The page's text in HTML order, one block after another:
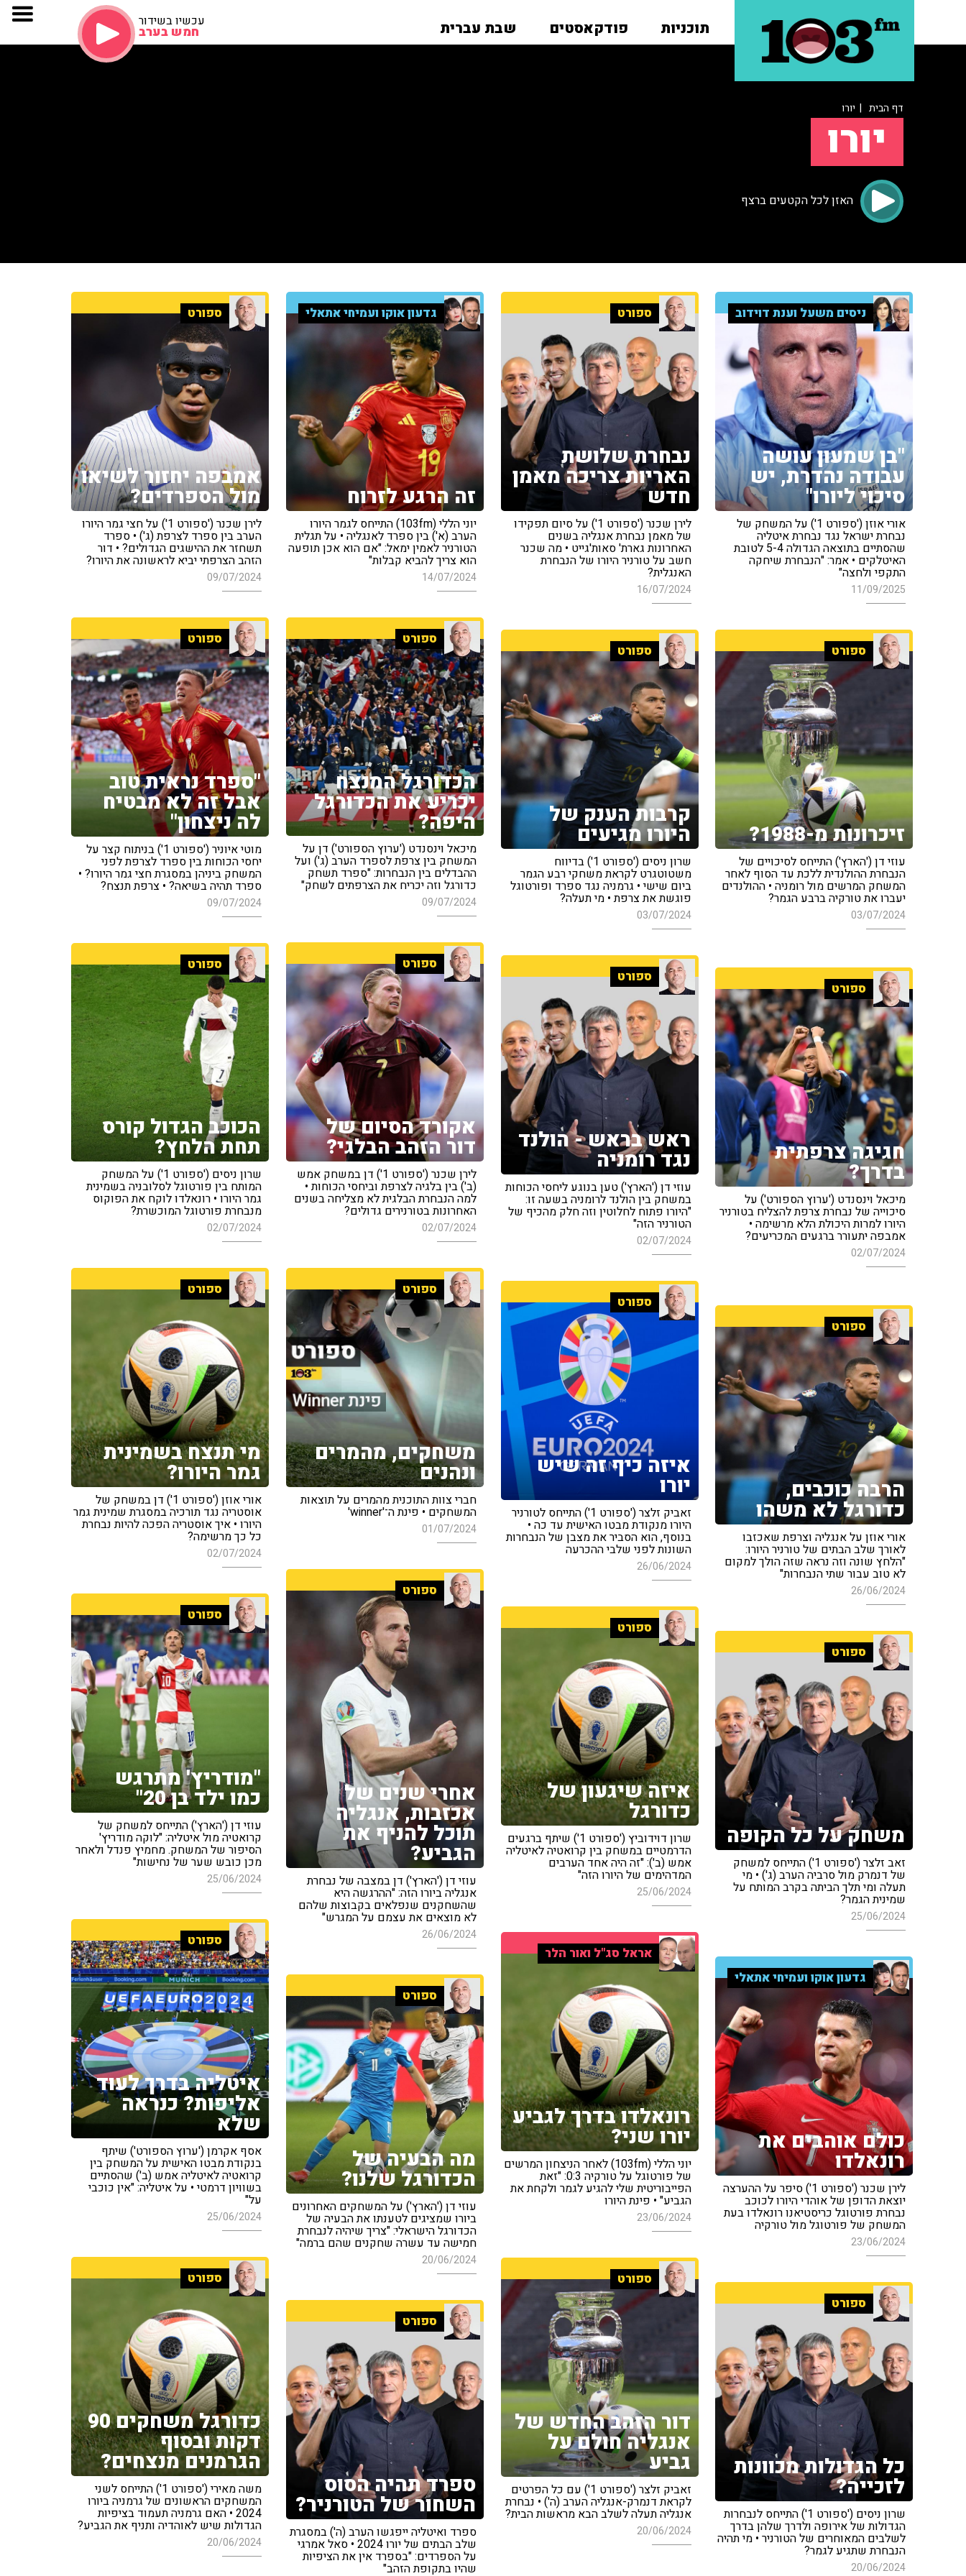
תוכניות פודקאסטים שבת עברית עכשיו בשידור
חמש בערב
דף הבית | יורו
יורו
האזן לכל הקטעים ברצף
ניסים משעל וענת דוידוב
"בן שמעון עושה
עבודה נהדרת, יש
סיכוי ליורו"
אורי אוזן ('ספורט 1') על המשחק של
נבחרת ישראל נגד נבחרת איטליה
שהסתיים בתוצאה הגדולה 5-4 לטובת
האיטלקים • אמר: "הנבחרת שיחקה
התקפי ולחצה"
11/09/2025
ספורט
נבחרת שלושת
האריות צריכה מאמן
חדש
לירן שכנר ('ספורט 1') על סיום תפקידו
של מאמן נבחרת אנגליה בשנים
האחרונות גארת' סאות'גייט • מה שכנר
חשב על טורניר היורו של הנבחרת
האנגלית?
16/07/2024
גדעון אוקו ועמיחי אתאלי
זה הרגע לזרוח
יוני הללי (103fm) התייחס לגמר היורו
הערב (א') בין ספרד לאנגליה • על תגלית
הטורניר לאמין ימאל: "אם הוא אכן תופעה
הוא צריך להביא קבלות"
14/07/2024
ספורט
אמבפה יחזור לשיאו
מול הספרדים?
לירן שכנר ('ספורט 1') על חצי גמר היורו
הערב בין ספרד לצרפת (ג') • ספרד
תשחזר את ההישגים הגדולים? • דור
הזהב הצרפתי יביא לראשונה את היורו?
09/07/2024
ספורט
הכדורגל המנצח
יכריע את הכדורגל
היפה?
מיכאל וינסנדט ('ערוץ הספורט') דן על
המשחק בין צרפת לספרד הערב (ג') ועל
ההבדלים בין הנבחרות: "ספרד תשחק
כדורגל וזה יכריח את הצרפתים לשחק"
09/07/2024
ספורט
"ספרד נראית טוב
אבל זה לא מבטיח
לה ניצחון"
מוטי איוניר ('ספורט 1') בניתוח קצר על
יחסי הכוחות בין ספרד לצרפת לפני
המשחק ביניהן במסגרת חצי גמר היורו? •
ספרד תהיה בשיאה? • צרפת תנצח?
09/07/2024
ספורט
זיכרונות מ-1988?
עוזי דן ('הארץ') התייחס לסיכויים של
הנבחרת ההולנדית ללכת עד הסוף לאחר
המשחק המרשים מול רומניה • ההולנדים
יעברו את טורקיה ברבע הגמר?
03/07/2024
ספורט
קרבות הענק של
היורו מגיעים
שרון ניסים ('ספורט 1') בדיווח
משטוטגרט לקראת משחקי רבע הגמר
ביום שישי • גרמניה נגד ספרד ופורטוגל
פוגשת את צרפת • מי תעלה?
03/07/2024
ספורט
אקורד הסיום של
דור הזהב הבלגי?
לירן שכנר ('ספורט 1') דן במשחק אמש
(ב') בין בלגיה לצרפת וביחסי הכוחות •
למה הנבחרת הבלגית לא מצליחה בשנים
האחרונות בטורנירים גדולים?
02/07/2024
ספורט
הכוכב הגדול קורס
תחת הלחץ?
שרון ניסים ('ספורט 1') על המשחק
המותח בין פורטוגל לסלובניה בשמינית
גמר היורו • רונאלדו לוקח את הפוקוס
מנבחרת פורטוגל המוכשרת?
02/07/2024
ספורט
ראש בראש - הולנד
נגד רומניה
עוזי דן ('הארץ') טען בנוגע ליחסי הכוחות
במשחק בין הולנד לרומניה בשעה זו:
"היורו פתוח לחלוטין וזה חלק מהכיף של
הטורניר הזה"
02/07/2024
ספורט
חגיגה צרפתית
בדרך?
מיכאל וינסנדט ('ערוץ הספורט') על
סיכוייה של נבחרת צרפת להצליח בטורניר
היורו למרות היכולת הלא מרשימה •
אמבפה יתעורר ברגעים המכריעים?
02/07/2024
ספורט
מי תנצח בשמינית
גמר היורו?
אורי אוזן ('ספורט 1') דן במשחק של
אוסטריה נגד תורכיה במסגרת שמינית גמר
היורו • איך אוסטריה הפכה להיות נבחרת
כל כך מרשימה?
02/07/2024
ספורט
משחקים, מהמרים
ונהנים
חברי צוות התוכנית מהמרים על תוצאות
המשחקים • פינת ה־'winner'
01/07/2024
ספורט
איזה כיף זה שיש
יורו
זאביק זלצר ('ספורט 1') התייחס לטורניר
היורו מנקודת מבטו האישית עד כה •
בנוסף, הוא הסביר את מצבן של הנבחרות
השונות לפני שלבי ההכרעה
26/06/2024
ספורט
הרבה כוכבים,
כדורגל לא משהו
אורי אוזן על אנגליה וצרפת שאכזבו
לאורך שלב הבתים של טורניר היורו:
"הלחץ שונה וזה נראה שזה הולך למקום
לא טוב עבור שתי הנבחרות"
26/06/2024 ספורט
אחרי שנים של
אכזבות, אנגליה
תוכל להניף את
הגביע?
עוזי דן ('הארץ') דן במצבה של נבחרת
אנגליה ביורו הזה: "ההרגשה היא
שהשחקנים שנפלאים בקבוצות שלהם
לא מוצאים את עצמם על המגרש"
26/06/2024
ספורט
"מודריץ' מתרגש
כמו ילד בן 20"
עוזי דן ('הארץ') התייחס למשחק של
קרואטיה מול איטליה: "לוקה מודריץ'
הסיפור של המשחק. מחמיץ פנדל ולאחר
מכן כובש שער של נחישות"
25/06/2024
ספורט
איזה שיגעון של
כדורגל
שרון דוידוביץ ('ספורט 1') שיתף ברגעים
הדרמטיים במשחק בין קרואטיה לאיטליה
אמש (ב'): "זה היה אחד הערבים
המדהימים של היורו הזה"
25/06/2024
ספורט
משחק על כל הקופה
זאב זלצר ('ספורט 1') התייחס למשחק
של דנמרק מול סרביה הערב (ג') • מי
תעלה ומי תלך הביתה בקרב המותח על
שמינית הגמר?
25/06/2024
ספורט
איטליה בדרך לעוד
אליפות? כנראה
שלא
אסף אקרמן ('ערוץ הספורט') שיתף
בנקודת מבטו האישית על המשחק בין
קרואטיה לאיטליה אמש (ב') שהסתיים
בשוויון דרמטי • על איטליה: "אין כוכבי
על"
25/06/2024
אראל סג"ל ואור הלר
רונאלדו בדרך לגביע
יורו שני?
יוני הללי (103fm) לאחר הניצחון המרשים
של פורטוגל על טורקיה 0:3: "זאת
הפייבוריטית שלי להגיע לגמר ולקחת את
הגביע" • פינת היורו
23/06/2024
גדעון אוקו ועמיחי אתאלי
כולם אוהבים את
רונאלדו
לירן שכנר ('ספורט 1') סיפר על ההערצה
יוצאת הדופן של אוהדי היורו לכוכב
נבחרת פורטוגל כריסטיאנו רונאלדו בעת
המשחק של פורטוגל מול טורקיה
23/06/2024
ספורט
מה הבעיה של
הכדורגל שלנו?
עוזי דן ('הארץ') על המשחקים האחרונים
ביורו שמציגים לטענתו את הבעיה של
הכדורגל הישראלי: "צריך שיהיה לנבחרת
חמישה עד עשרה שחקנים שהם ברמה"
20/06/2024
ספורט
כדורגל משחקים 90
דקות ובסוף
הגרמנים מנצחים?
משה מאירי ('ספורט 1') התייחס לשני
המשחקים הראשונים של גרמניה ביורו
2024 • האם גרמניה תעמוד בציפיות
הגדולות שיש לאוהדיה ותניף את הגביע?
20/06/2024
ספורט
דור הזהב החדש של
אנגליה חולם על
גביע
זאביק זלצר ('ספורט 1') עם כל הפרטים
לקראת דנמרק-אנגליה הערב (ה') • נבחרת
אנגליה תעלה לשלב הבא מראשות הבית?
20/06/2024
ספורט
כל הגדולות מכוונות
לזכייה?
שרון ניסים ('ספורט 1') התייחס לנבחרות
הגדולות של אירופה ולדרך שלהן בדרך
לשלבים המאוחרים של הטורניר • מי תהיה
הנבחרת שתגיע לגמר?
20/06/2024
ספורט
ספרד תהיה הסוס
השחור של הטורניר?
ספרד ואיטליה ייפגשו הערב (ה') במסגרת
שלב הבתים של יורו 2024 • סאל אמרגי
על הספרדים: "בספרד אין את הציפיות
שהיו בתקופת הזהב"